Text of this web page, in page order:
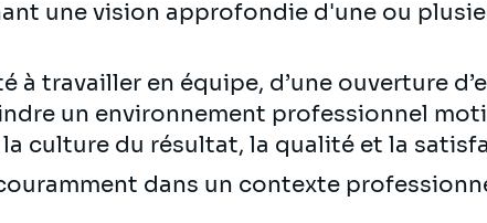
une vision approfondie d'une ou
à travailler en équipe, d’une ouverture
un environnement professionnel
culture du résultat, la qualité et la
dans un contexte